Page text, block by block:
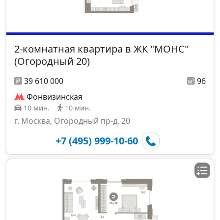
2-комнатная квартира в ЖК "МОНС"
(Огородный 20)
39 610 000
96
Фонвизинская
10 мин. 10 мин.
г. Москва, Огородный пр-д, 20
+7 (495) 999-10-60